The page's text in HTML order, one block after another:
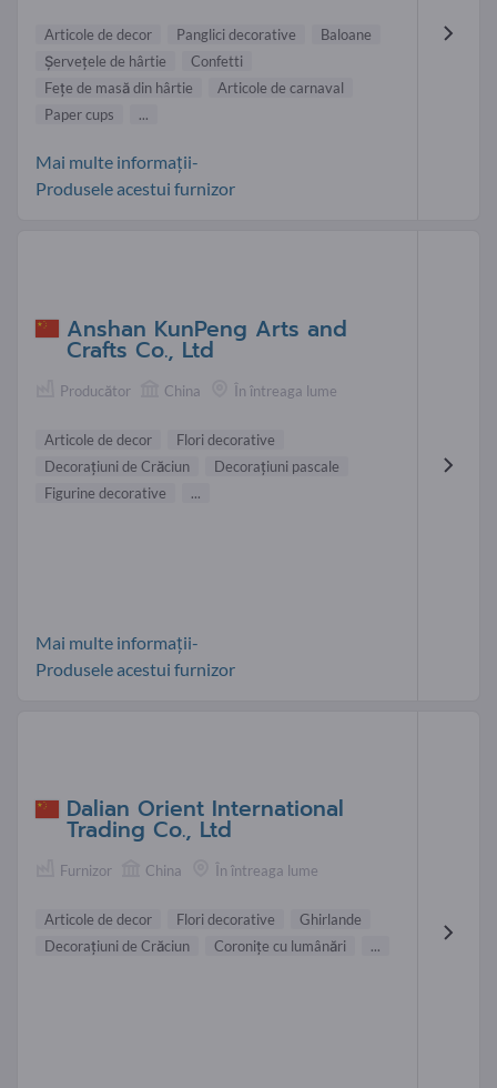
Articole de decor Panglici decorative
Baloane
Şerveţele de hârtie
Confetti
Feţe de masă din hârtie
Articole de carnaval
Paper cups
...
Mai multe informații-
Produsele acestui furnizor
Anshan KunPeng Arts and
Crafts Co., Ltd
Producător China În întreaga lume
Articole de decor
Flori decorative
Decoraţiuni de Crăciun
Decoraţiuni pascale
Figurine decorative
...
Mai multe informații-
Produsele acestui furnizor
Dalian Orient International
Trading Co., Ltd
Furnizor China În întreaga lume
Articole de decor Flori decorative
Ghirlande
Decoraţiuni de Crăciun
Coroniţe cu lumânări ...